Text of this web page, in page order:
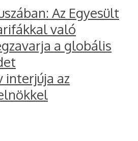
Az Egyesült
való
a globális
interjúja az